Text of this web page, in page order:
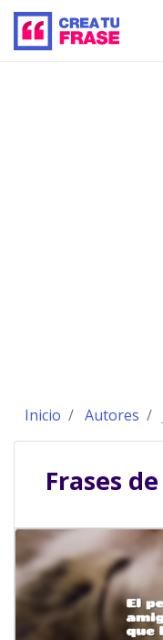
Inicio Autores
Frases de